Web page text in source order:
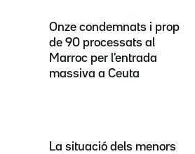
Onze condemnats i prop
de 90 processats al
Marroc per l'entrada
massiva a Ceuta
La situació dels menors